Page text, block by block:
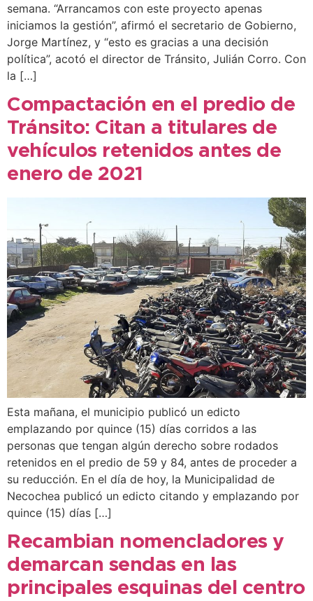
semana. “Arrancamos con este proyecto apenas
iniciamos la gestión”, afirmó el secretario de Gobierno,
Jorge Martínez, y “esto es gracias a una decisión
política”, acotó el director de Tránsito, Julián Corro. Con
la […]
Compactación en el predio de
Tránsito: Citan a titulares de
vehículos retenidos antes de
enero de 2021
Esta mañana, el municipio publicó un edicto
emplazando por quince (15) días corridos a las
personas que tengan algún derecho sobre rodados
retenidos en el predio de 59 y 84, antes de proceder a
su reducción. En el día de hoy, la Municipalidad de
Necochea publicó un edicto citando y emplazando por
quince (15) días […]
Recambian nomencladores y
demarcan sendas en las
principales esquinas del centro